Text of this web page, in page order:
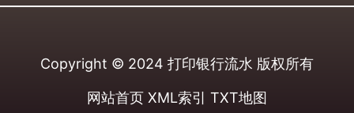
Copyright © 2024 打印银行流水 版权所有
网站首页 XML索引 TXT地图